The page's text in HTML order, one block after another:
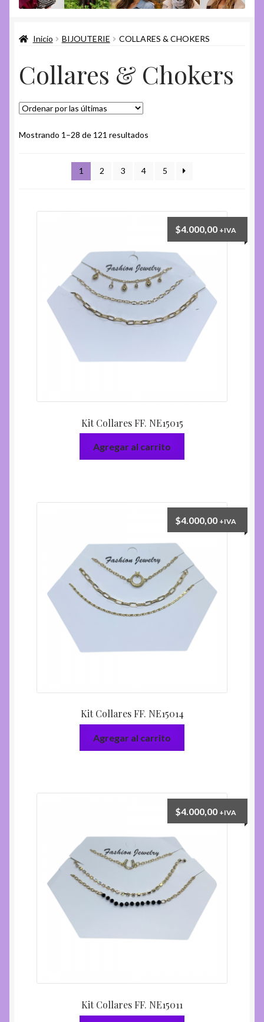
Collares & Chokers
Dijes & Pines
Prendedores & Alfileres
Pulseras
Inicio BIJOUTERIE COLLARES & CHOKERS
Collares & Chokers
Mostrando 1–28 de 121 resultados
recientes
1 2 3 4 5
Kit Collares FF. NE15015
$4.000,00 +IVA
Agregar al carrito
Kit Collares FF. NE15014
$4.000,00 +IVA
Agregar al carrito
Kit Collares FF. NE15011
$4.000,00 +IVA